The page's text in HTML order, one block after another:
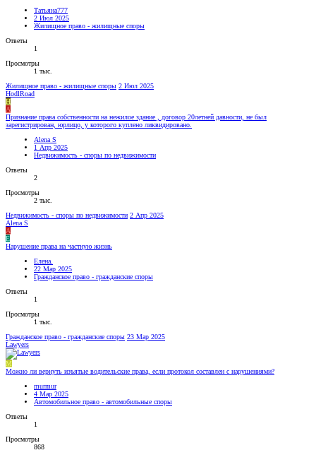
Татьяна777
2 Июл 2025
Жилищное право - жилищные споры
Ответы
1
Просмотры
1 тыс.
Жилищное право - жилищные споры 2 Июл 2025
HodlRoad
H
A
Признание права собственности на нежилое здание , договор 20летней давности, не был
зарегистрирован, юрлицо, у которого куплено ликвидировано.
Alena S
1 Апр 2025
Недвижимость - споры по недвижимости
Ответы
2
Просмотры
2 тыс.
Недвижимость - споры по недвижимости 2 Апр 2025
Alena S
A
Е
Нарушение права на частную жизнь
Елена.
22 Мар 2025
Гражданское право - гражданские споры
Ответы
1
Просмотры
1 тыс.
Гражданское право - гражданские споры 23 Мар 2025
Lawyers
M
Можно ли вернуть изъятые водительские права, если протокол составлен с нарушениями?
murmur
4 Мар 2025
Автомобильное право - автомобильные споры
Ответы
1
Просмотры
868